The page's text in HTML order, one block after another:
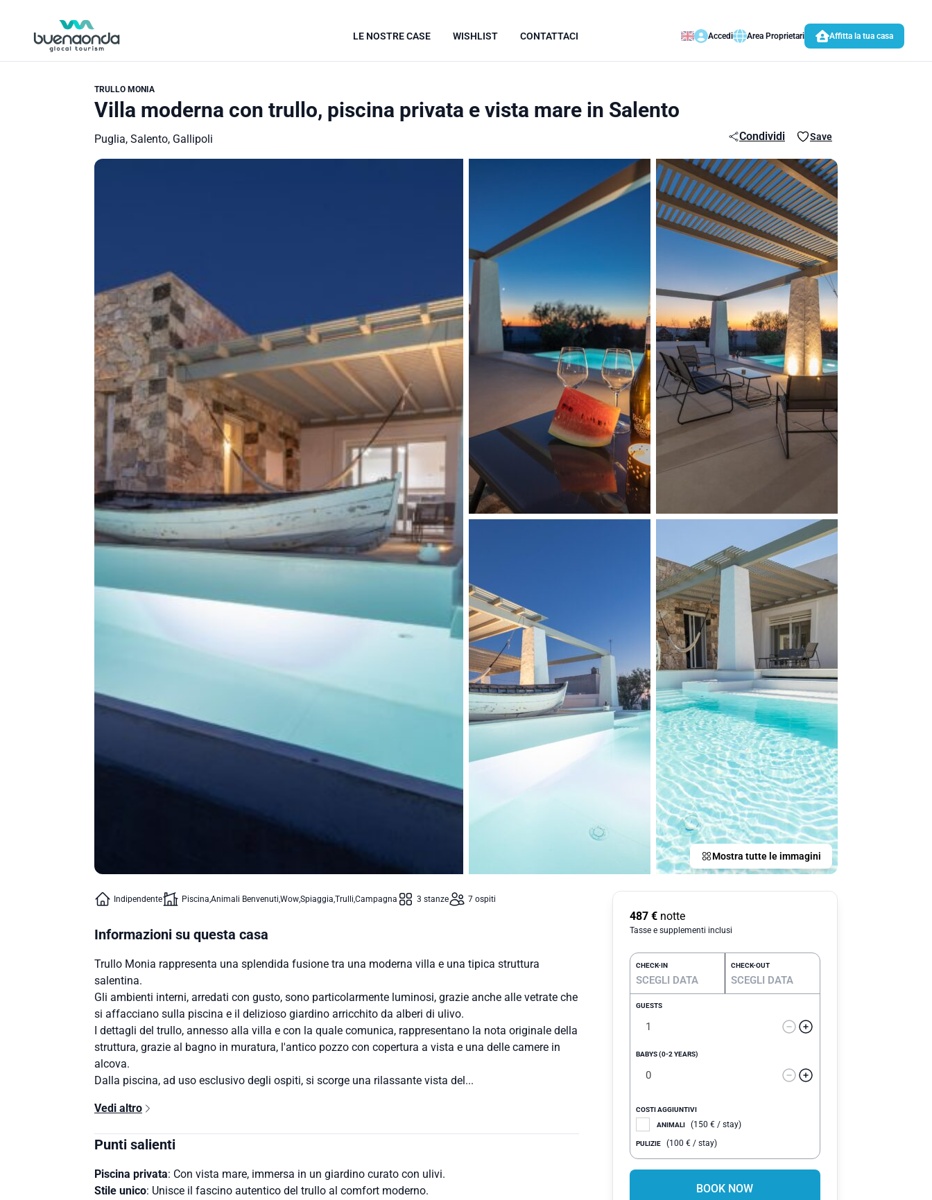
LE NOSTRE CASE WISHLIST CONTATTACI Accedi Area Proprietari Affitta la tua casa
TRULLO MONIA
Villa moderna con trullo, piscina privata e vista mare in Salento
Puglia, Salento, Gallipoli Condividi Save
Mostra tutte le immagini
Indipendente Piscina Animali Benvenuti WowSpiaggia Trulli Campagna 3 stanze 7 ospiti
Informazioni su questa casa
Trullo Monia rappresenta una splendida fusione tra una moderna villa e una tipica struttura
salentina.
Gli ambienti interni, arredati con gusto, sono particolarmente luminosi, grazie anche alle vetrate che
si affacciano sulla piscina e il delizioso giardino arricchito da alberi di ulivo.
I dettagli del trullo, annesso alla villa e con la quale comunica, rappresentano la nota originale della
struttura, grazie al bagno in muratura, l'antico pozzo con copertura a vista e una delle camere in
alcova.
Dalla piscina, ad uso esclusivo degli ospiti, si scorge una rilassante vista del...
Vedi altro
Punti salienti
Piscina privata: Con vista mare, immersa in un giardino curato con ulivi.
Stile unico: Unisce il fascino autentico del trullo al comfort moderno.
487 € notte
Tasse e supplementi inclusi
CHECK-IN CHECK-OUT
GUESTS
BABYS (0-2 YEARS)
COSTI AGGIUNTIVI
ANIMALI
(150 €/ stay)
PULIZIE (100 €/ stay)
BOOK NOW